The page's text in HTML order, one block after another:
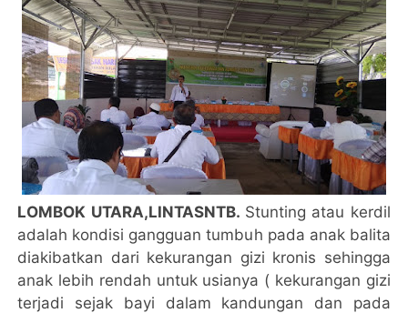
LOMBOK UTARA,LINTASNTB. Stunting atau kerdil
adalah kondisi gangguan tumbuh pada anak balita
diakibatkan dari kekurangan gizi kronis sehingga
anak lebih rendah untuk usianya ( kekurangan gizi
terjadi sejak bayi dalam kandungan dan pada